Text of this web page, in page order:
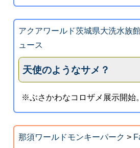
アクアワールド茨城県大洗水族
ュース
天使のようなサメ？
※ぶさかわなコロザメ展示開始
那須ワールドモンキーパーク >